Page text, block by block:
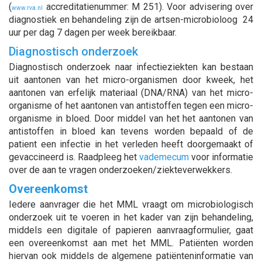
(www.rva.nl
accreditatienummer: M 251). Voor advisering over
diagnostiek en behandeling zijn de artsen-microbioloog 24
uur per dag 7 dagen per week bereikbaar.
Diagnostisch onderzoek
Diagnostisch onderzoek naar infectieziekten kan bestaan
uit aantonen van het micro-organismen door kweek, het
aantonen van erfelijk materiaal (DNA/RNA) van het micro-
organisme of het aantonen van antistoffen tegen een micro-
organisme in bloed. Door middel van het het aantonen van
antistoffen in bloed kan tevens worden bepaald of de
patient een infectie in het verleden heeft doorgemaakt of
gevaccineerd is. Raadpleeg het vademecum voor informatie
over de aan te vragen onderzoeken/ziekteverwekkers.
Overeenkomst
Iedere aanvrager die het MML vraagt om microbiologisch
onderzoek uit te voeren in het kader van zijn behandeling,
middels een digitale of papieren aanvraagformulier, gaat
een overeenkomst aan met het MML. Patiënten worden
hiervan ook middels de algemene patiënteninformatie van